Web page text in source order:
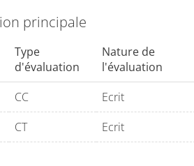
sportive, quelques chiffres (1
musculaires (4 vidéos):
base en traumatologie sportive (4
principale
Type
d'évaluation
Nature de
l'évaluation
CC Ecrit
CT Ecrit